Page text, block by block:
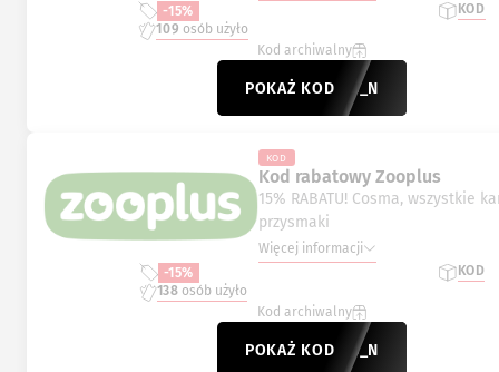
-15%
109 osób użyło
KOD
Kod archiwalny
POKAŻ KODZON15_N
KOD
Kod rabatowy Zooplus
15% RABATU! Cosma, wszystkie
przysmaki
Więcej informacji
-15%
138 osób użyło
KOD
Kod archiwalny
POKAŻ KODSMA15_N